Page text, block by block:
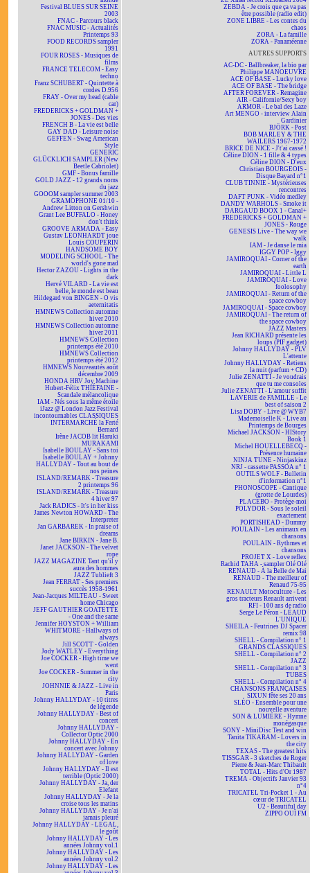
Festival BLUES SUR SEINE
2003
FNAC - Parcours black
FNAC MUSIC - Actualités
Printemps 93
FOOD RECORDS sampler
1991
FOUR ROSES - Musiques de
films
FRANCE TELECOM - Easy
techno
Franz SCHUBERT - Quintette à
cordes D.956
FRAY - Over my head (cable
car)
FREDERICKS + GOLDMAN +
JONES - Des vies
FRENCH B - La vie est belle
GAY DAD - Leisure noise
GEFFEN - Swag American
Style
GENERIC
GLÜCKLICH SAMPLER (New
Beetle Cabriolet)
GMF - Bonus famille
GOLD JAZZ - 12 grands noms
du jazz
GOOOM sampler summer 2003
GRAMOPHONE 01/10 -
Andrew Litton on Gershwin
Grant Lee BUFFALO - Honey
don't think
GROOVE ARMADA - Easy
Gustav LEONHARDT joue
Louis COUPERIN
HANDSOME BOY
MODELING SCHOOL - The
world's gone mad
Hector ZAZOU - Lights in the
dark
Hervé VILARD - La vie est
belle, le monde est beau
Hildegard von BINGEN - O vis
aeternitatis
HMNEWS Collection automne
hiver 2010
HMNEWS Collection automne
hiver 2011
HMNEWS Collection
printemps été 2010
HMNEWS Collection
printemps été 2012
HMNEWS Nouveautés août
décembre 2009
HONDA HRV Joy Machine
Hubert-Félix THIÉFAINE -
Scandale mélancolique
IAM - Nés sous la même étoile
iJazz @ London Jazz Festival
incontournables CLASSIQUES
INTERMARCHÉ la Ferté
Bernard
Irène JACOB lit Haruki
MURAKAMI
Isabelle BOULAY - Sans toi
Isabelle BOULAY + Johnny
HALLYDAY - Tout au bout de
nos peines
ISLAND/REMARK - Treasure
2 printemps 96
ISLAND/REMARK - Treasure
4 hiver 97
Jack RADICS - It's in her kiss
James Newton HOWARD - The
Interpreter
Jan GARBAREK - In praise of
dreams
Jane BIRKIN - Jane B.
Janet JACKSON - The velvet
rope
JAZZ MAGAZINE Tant qu'il y
aura des hommes
JAZZ Tublieft 3
Jean FERRAT - Ses premiers
succès 1958-1961
Jean-Jacques MILTEAU - Sweet
home Chicago
JEFF GAUTHIER GOATETTE
- One and the same
Jennifer HOYSTON + William
WHITMORE - Hallways of
always
Jill SCOTT - Golden
Jody WATLEY - Everything
Joe COCKER - High time we
went
Joe COCKER - Summer in the
city
JOHNNIE & JAZZ - Live in
Paris
Johnny HALLYDAY - 10 titres
de légende
Johnny HALLYDAY - Best of
concert
Johnny HALLYDAY -
Collector Optic 2000
Johnny HALLYDAY - En
concert avec Johnny
Johnny HALLYDAY - Garden
of love
Johnny HALLYDAY - Il est
terrible (Optic 2000)
Johnny HALLYDAY - Ja, der
Elefant
Johnny HALLYDAY - Je la
croise tous les matins
Johnny HALLYDAY - Je n'ai
jamais pleuré
Johnny HALLYDAY - LEGAL,
le goût
Johnny HALLYDAY - Les
années Johnny vol.1
Johnny HALLYDAY - Les
années Johnny vol.2
Johnny HALLYDAY - Les
ZEBDA - Je crois que ça va pas
être possible (radio edit)
ZONE LIBRE - Les contes du
chaos
ZORA - La famille
ZORA - Panaméenne
AUTRES SUPPORTS
AC-DC - Ballbreaker, la bio par
Philippe MANOEUVRE
ACE OF BASE - Lucky love
ACE OF BASE - The bridge
AFTER FOREVER - Remagine
AIR - Californie/Sexy boy
ARMOR - Le bal des Laze
Art MENGO - interview Alain
Gardinier
BJÖRK - Post
BOB MARLEY & THE
WAILERS 1967-1972
BRICE DE NICE - J't'ai cassé !
Céline DION - 1 fille & 4 types
Céline DION - D'eux
Christian BOURGEOIS -
Disque Bayard n°1
CLUB TINNIE - Mystérieuses
rencontres
DAFT PUNK - Vidéo medley
DANDY WARHOLS - Smoke it
DARGAUD BOOX 1 - Canal+
FREDERICKS + GOLDMAN +
JONES - Rouge
GENESIS Live - The way we
walk
IAM - Je danse le mia
IGGY POP - Iggy
JAMIROQUAI - Corner of the
earth
JAMIROQUAI - Little L
JAMIROQUAI - Love
foolosophy
JAMIROQUAI - Return of the
space cowboy
JAMIROQUAI - Space cowboy
JAMIROQUAI - The return of
the space cowboy
JAZZ Masters
Jean RICHARD présente les
loups (PIF gadget)
Johnny HALLYDAY - PLV
L'attente
Johnny HALLYDAY - Retiens
la nuit (parfum + CD)
Julie ZENATTI - Je voudrais
que tu me consoles
Julie ZENATTI - L'amour suffit
LAVERIE de FAMILLE - Le
best of saison 2
Lisa DOBY - Live @ WYB7
Mademoiselle K - Live au
Printemps de Bourges
Michael JACKSON - HIStory
Book 1
Michel HOUELLEBECQ -
Présence humaine
NINJA TUNE - Ninjaskinz
NRJ - cassette PASSOA n° 1
OUTILS WOLF - Bulletin
d'information n°1
PHONOSCOPE - Cantique
(grotte de Lourdes)
PLACEBO - Protège-moi
POLYDOR - Sous le soleil
exactement
PORTISHEAD - Dummy
POULAIN - Les animaux en
chansons
POULAIN - Rythmes et
chansons
PROJET X - Love reflex
Rachid TAHA - sampler Olé Olé
RENAUD - À la Belle de Mai
RENAUD - The meilleur of
Renaud 75-95
RENAULT Motoculture - Les
gros tracteurs Renault arrivent
RFI - 100 ans de radio
Serge Le Péron - LÉAUD
L'UNIQUE
SHEILA - Feutrines DJ Spacer
remix 98
SHELL - Compilation n° 1
GRANDS CLASSIQUES
SHELL - Compilation n° 2
JAZZ
SHELL - Compilation n° 3
TUBES
SHELL - Compilation n° 4
CHANSONS FRANÇAISES
SIXUN fête ses 20 ans
SLÉO - Ensemble pour une
nouvelle aventure
SON & LUMIÈRE - Hymne
monégasque
SONY - MiniDisc Test and win
Tanita TIKARAM - Lovers in
the city
TEXAS - The greatest hits
TISSGAR - 3 sketches de Roger
Pierre & Jean-Marc Thibault
TOTAL - Hits d'Or 1987
TREMA - Objectifs Janvier 93
n°4
TRICATEL Tri-Pocket 1 - Au
cœur de TRICATEL
U2 - Beautiful day
ZIPPO OUÏ FM